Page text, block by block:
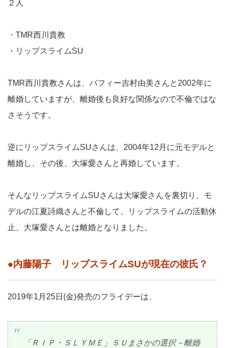
２人
・TMR西川貴教
・リップスライムSU
TMR西川貴教さんは、パフィー吉村由美さんと2002年に
離婚していますが、離婚後も良好な関係なので不倫ではな
さそうです。
逆にリップスライムSUさんは、2004年12月に元モデルと
離婚し、その後、大塚愛さんと再婚しています。
そんなリップスライムSUさんは大塚愛さんを裏切り、モ
デルの江夏詩織さんと不倫して、リップスライムの活動休
止、大塚愛さんとは離婚となりました。
●内藤陽子 リップスライムSUが現在の彼氏？
2019年1月25日(金)発売のフライデーは、
「ＲＩＰ・ＳＬＹＭＥ」ＳＵまさかの選択－離婚